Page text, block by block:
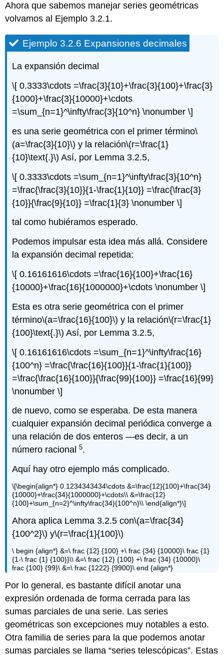
Ahora que sabemos manejar series geométricas
volvamos al Ejemplo 3.2.1.
Ejemplo 3.2.6 Expansiones decimales
La expansión decimal
\[ 0.3333\cdots =\frac{3}{10}+\frac{3}{100}+\frac{3}
{1000}+\frac{3}{10000}+\cdots
=\sum_{n=1}^\infty\frac{3}{10^n} \nonumber \]
es una serie geométrica con el primer término\
(a=\frac{3}{10}\) y la relación\(r=\frac{1}
{10}\text{.}\) Así, por Lemma 3.2.5,
\[ 0.3333\cdots =\sum_{n=1}^\infty\frac{3}{10^n}
=\frac{\frac{3}{10}}{1-\frac{1}{10}} =\frac{\frac{3}
{10}}{\frac{9}{10}} =\frac{1}{3} \nonumber \]
tal como hubiéramos esperado.
Podemos impulsar esta idea más allá. Considere
la expansión decimal repetida:
\[ 0.16161616\cdots =\frac{16}{100}+\frac{16}
{10000}+\frac{16}{1000000}+\cdots \nonumber \]
Esta es otra serie geométrica con el primer
término\(a=\frac{16}{100}\) y la relación\(r=\frac{1}
{100}\text{.}\) Así, por Lemma 3.2.5,
\[ 0.16161616\cdots =\sum_{n=1}^\infty\frac{16}
{100^n} =\frac{\frac{16}{100}}{1-\frac{1}{100}}
=\frac{\frac{16}{100}}{\frac{99}{100}} =\frac{16}{99}
\nonumber \]
de nuevo, como se esperaba. De esta manera
cualquier expansión decimal periódica converge a
una relación de dos enteros —es decir, a un
número racional5.
Aquí hay otro ejemplo más complicado.
\[\begin{align*} 0.1234343434\cdots &=\frac{12}{100}+\frac{34}
{10000}+\frac{34}{1000000}+\cdots\\ &=\frac{12}
{100}+\sum_{n=2}^\infty\frac{34}{100^n}\\ \end{align*}\]
Ahora aplica Lemma 3.2.5 con\(a=\frac{34}
{100^2}\) y\(r=\frac{1}{100}\)
\ begin {align*} &=\ frac {12} {100} +\ frac {34} {10000}\ frac {1}
{1-\ frac {1} {100}}\\ &=\ frac {12} {100} +\ frac {34} {10000}\
frac {100} {99}\ &=\ frac {1222} {9900}\ end {align*}
Por lo general, es bastante difícil anotar una
expresión ordenada de forma cerrada para las
sumas parciales de una serie. Las series
geométricas son excepciones muy notables a esto.
Otra familia de series para la que podemos anotar
sumas parciales se llama “series telescópicas”. Estas